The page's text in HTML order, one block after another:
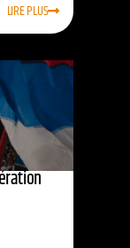
LIRE PLUS